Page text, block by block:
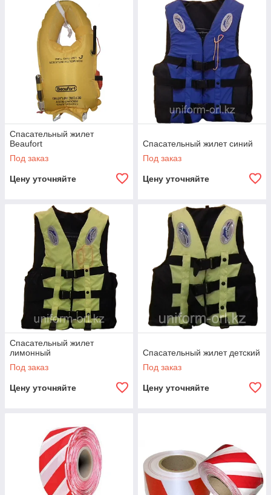
Спасательный жилет
Beaufort
Под заказ
Цену уточняйте
Спасательный жилет синий
Под заказ
Цену уточняйте
Спасательный жилет
лимонный
Под заказ
Цену уточняйте
Спасательный жилет детский
Под заказ
Цену уточняйте